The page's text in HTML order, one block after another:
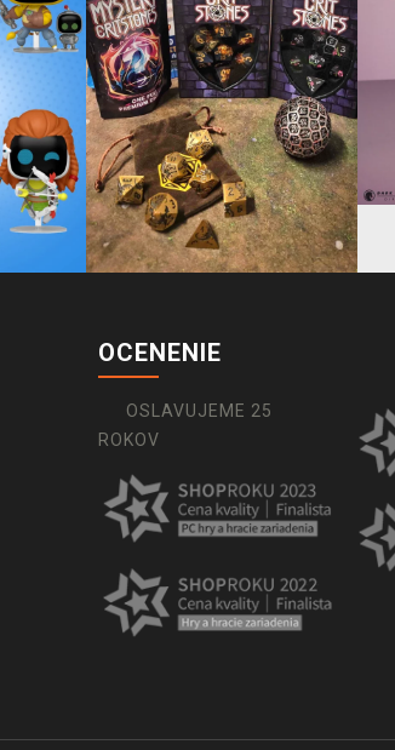
OCENENIE
OSLAVUJEME 25
ROKOV